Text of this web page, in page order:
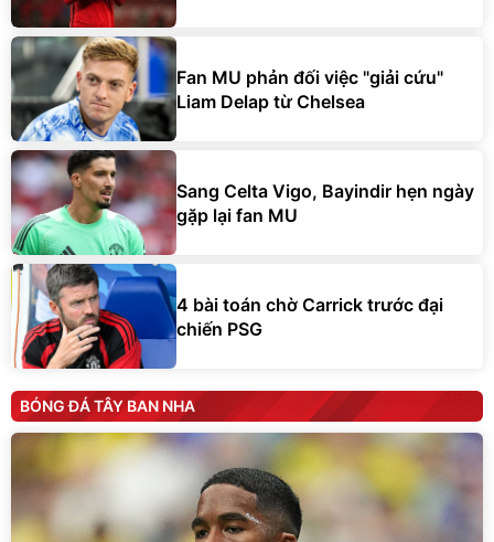
Fan MU phản đối việc "giải cứu"
Liam Delap từ Chelsea
Sang Celta Vigo, Bayindir hẹn ngày
gặp lại fan MU
4 bài toán chờ Carrick trước đại
chiến PSG
BÓNG ĐÁ TÂY BAN NHA